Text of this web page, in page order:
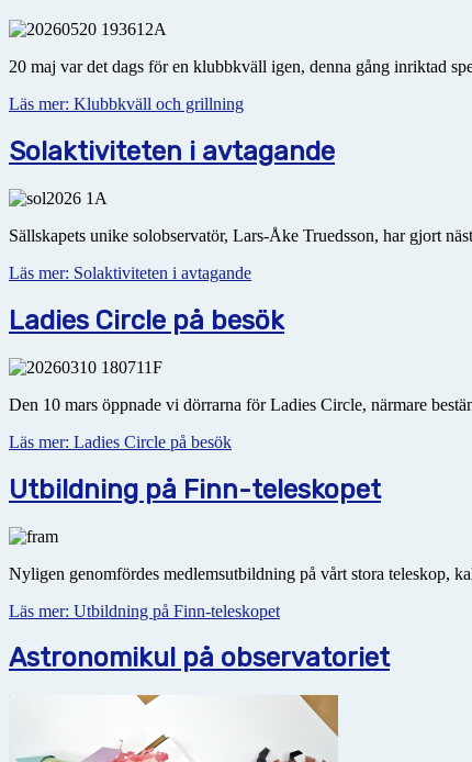
20 maj var det dags för en klubbkväll igen, denna gång inriktad
Läs mer: Klubbkväll och grillning
Solaktiviteten i avtagande
Sällskapets unike solobservatör, Lars-Åke Truedsson, har gjort
Läs mer: Solaktiviteten i avtagande
Ladies Circle på besök
Den 10 mars öppnade vi dörrarna för Ladies Circle, närmare
Läs mer: Ladies Circle på besök
Utbildning på Finn-teleskopet
Nyligen genomfördes medlemsutbildning på vårt stora teleskop,
Läs mer: Utbildning på Finn-teleskopet
Astronomikul på observatoriet